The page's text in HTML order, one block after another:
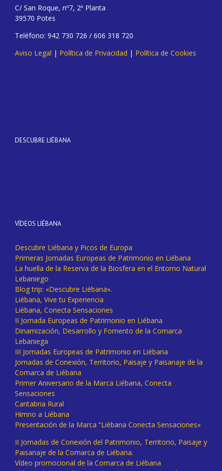
C/ San Roque, nº7, 2ª Planta
39570 Potes
Teléfono: 942 730 726 / 606 318 720
Aviso Legal | Política de Privacidad | Política de Cookies
DESCUBRE LIÉBANA
VÍDEOS LIÉBANA
Descubre Liébana y Picos de Europa
Primeras Jornadas Europeas de Patrimonio en Liébana
La huella de la Reserva de la Biosfera en el Entorno Natural
Lebaniego
Blog trip: «Descubre Liébana».
Liébana, Vive tu Experiencia
Liébana, Conecta Sensaciones
II Jornada Europeas de Patrimonio en Liébana
Dinamización, Desarrollo y Fomento de la Comarca
Lebaniega
III Jornadas Europeas de Patrimonio en Liébana
Jornadas de Conexión, Territorio, Paisaje y Paisanaje de la
Comarca de Liébana
Primer Aniversario de la Marca Liébana, Conecta
Sensaciones
Cantabria Rural
Himno a Liébana
Presentación de la Marca “Liébana Conecta Sensaciones»
II Jornadas de Conexión del Patrimonio, Territorio, Paisaje y
Paisanaje de la Comarca de Liébana.
Vídeo promocional de la Comarca de Liébana